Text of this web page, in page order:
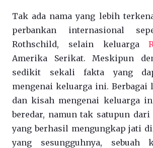
Tak ada nama yang lebih
perbankan internasional
Rothschild, selain keluarga
Amerika Serikat. Meskipun
sedikit sekali fakta yang
mengenai keluarga ini. Berbagai
dan kisah mengenai keluarga
beredar, namun tak satupun
yang berhasil mengungkap jati
yang sesungguhnya, sebuah